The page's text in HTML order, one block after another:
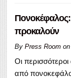
Πονοκέφαλος:
προκαλούν
By Press Room on
Οι
από